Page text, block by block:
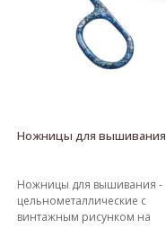
Ножницы для вышивания
Ножницы для вышивания -
цельнометаллические с
винтажным рисунком на